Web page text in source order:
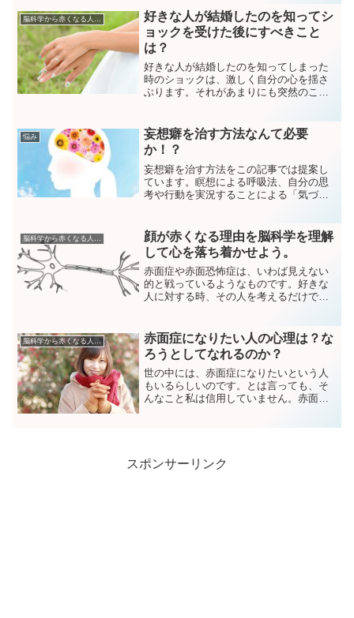
とおもいませんか。今回は、パーソナル
スペースに人が入ってきても、そして顔
が赤くなるのを抑える気持ちの持って生
き方のご提案です。
好きな人が結婚したのを知ってシ
ョックを受けた後にすべきこと
は？
好きな人が結婚したのを知ってしまった
時のショックは、激しく自分の心を揺さ
ぶります。それがあまりにも突然のこと
れる出来事です。そんな激しいショック
を受けた後にすべきことを提案していま
す。
悩み
妄想癖を治す方法なんて必要
か！？
妄想癖を治す方法をこの記事では提案し
ています。瞑想による呼吸法、自分の思
考や行動を実況することによる「気づき
っています。
脳科学から赤くなる人を分析
顔が赤くなる理由を脳科学を理解
して心を落ち着かせよう。
赤面症や赤面恐怖症は、いわば見えない
的と戦っているようなものです。好きな
人に対する時、その人を考えるだけでも
くなってしまう。誰だ！私に赤面症とい
う試練を与えたのは！どう...
赤面症になりたい人の心理は？な
ろうとしてなれるのか？
世の中には、赤面症になりたいという人
もいるらしいのです。とは言っても、そ
んなこと私は信用していません。赤面症
スポンサーリンク